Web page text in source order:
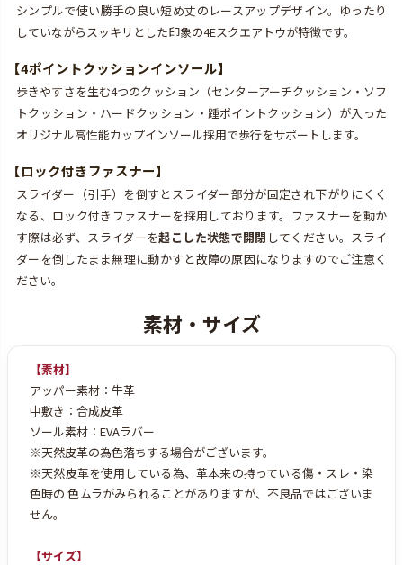
シンプルで使い勝手の良い短め丈のレースアップデザイン。ゆったり
していながらスッキリとした印象の4Eスクエアトウが特徴です。
【4ポイントクッションインソール】
歩きやすさを生む4つのクッション（センターアーチクッション・ソフ
トクッション・ハードクッション・踵ポイントクッション）が入った
オリジナル高性能カップインソール採用で歩行をサポートします。
【ロック付きファスナー】
スライダー（引手）を倒すとスライダー部分が固定され下がりにくく
なる、ロック付きファスナーを採用しております。ファスナーを動か
す際は必ず、スライダーを起こした状態で開閉 してください。スライ
ダーを倒したまま無理に動かすと故障の原因になりますのでご注意く
ださい。
【素材】
アッパー素材：牛革
中敷き：合成皮革
ソール素材：EVAラバー
※天然皮革の為色落ちする場合がございます。
※天然皮革を使用している為、革本来の持っている傷・スレ・染
色時の 色ムラがみられることがありますが、不良品ではございま
せん。
【サイズ】